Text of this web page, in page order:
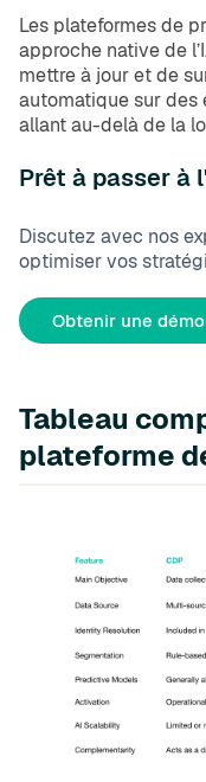
Les plateformes de
approche native de
mettre à jour et de
automatique sur des
allant au-delà de la
Prêt à passer à
Discutez avec nos
optimiser vos
Obtenir une démo
Tableau
plateforme